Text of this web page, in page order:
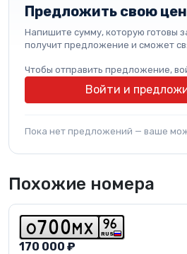
Предложить свою
Напишите сумму, которую готовы
получит предложение и сможет
Чтобы отправить предложение,
Войти и
Пока нет предложений — ваше
Похожие номера
o 7 00 m x RUS
96
170 000 ₽